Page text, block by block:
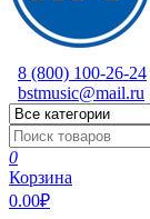
8 (800) 100-26-24
bstmusic@mail.ru
0
Корзина
0.00₽